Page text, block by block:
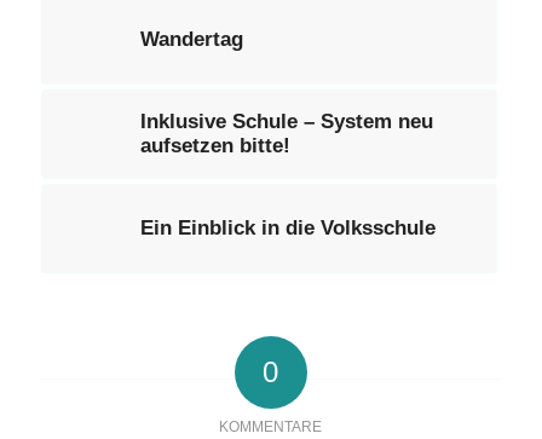
Wandertag
Inklusive Schule – System neu
aufsetzen bitte!
Ein Einblick in die Volksschule
0
KOMMENTARE